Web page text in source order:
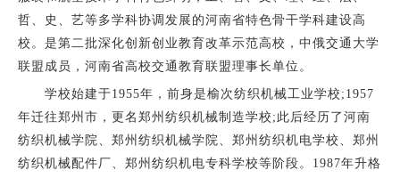
哲、史、艺等多学科协调发展的河南省特色骨干学科建设高
校。是第二批深化创新创业教育改革示范高校，中俄交通大学
联盟成员，河南省高校交通教育联盟理事长单位。
学校始建于1955年，前身是榆次纺织机械工业学校;1957
年迁往郑州市，更名郑州纺织机械制造学校;此后经历了河南
纺织机械学院、郑州纺织机械学院、郑州纺织机电学校、郑州
纺织机械配件厂、郑州纺织机电专科学校等阶段。1987年升格